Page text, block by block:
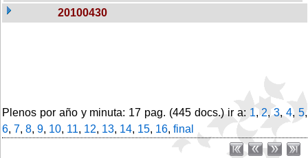
20100430
Plenos por año y minuta: 17 pag. (445 docs.) ir a: 1,2,3,4,5,
6, 7, 8, 9, 10, 11, 12, 13, 14, 15, 16, final